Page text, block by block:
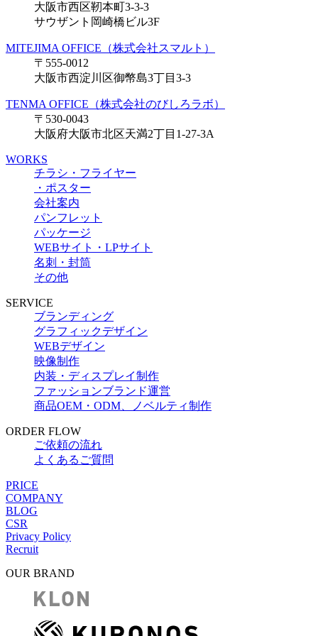
大阪市西区靭本町3-3-3
サウザント岡崎橋ビル3F
MITEJIMA OFFICE（株式会社スマルト）
〒555-0012
大阪市西淀川区御幣島3丁目3-3
TENMA OFFICE（株式会社のびしろラボ）
〒530-0043
大阪府大阪市北区天満2丁目1-27-3A
WORKS
チラシ・フライヤー
・ポスター
会社案内
パンフレット
パッケージ
WEBサイト・LPサイト
名刺・封筒
その他
SERVICE
ブランディング
グラフィックデザイン
WEBデザイン
映像制作
内装・ディスプレイ制作
ファッションブランド運営
商品OEM・ODM、ノベルティ制作
ORDER FLOW
ご依頼の流れ
よくあるご質問
PRICE
COMPANY
BLOG
CSR
Privacy Policy
Recruit
OUR BRAND